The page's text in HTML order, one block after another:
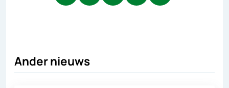
Ander nieuws